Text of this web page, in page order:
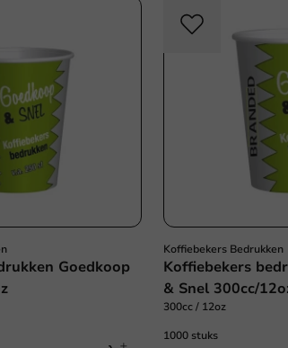
Goedkoop
Koffiebekers Bedrukken
Koffiebekers
& Snel 300cc/
300cc / 12oz
1000 stuks